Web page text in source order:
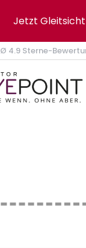
Ø 4.9 Sterne-
Jetzt